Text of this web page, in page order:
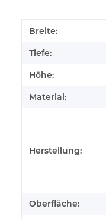
Produkteigenschaft
Wert
Breite:
Tiefe:
Höhe:
Material:
Herstellung:
Oberfläche: